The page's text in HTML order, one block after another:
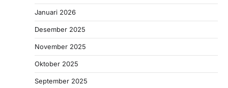
Januari 2026
Desember 2025
November 2025
Oktober 2025
September 2025